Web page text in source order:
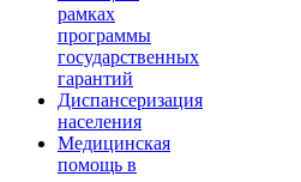
рамках
программы
государственных
гарантий
Диспансеризация
населения
Медицинская
помощь в